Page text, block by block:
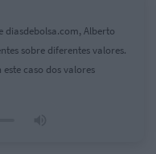
diasdebolsa.com, Alberto
sobre diferentes valores.
caso dos valores